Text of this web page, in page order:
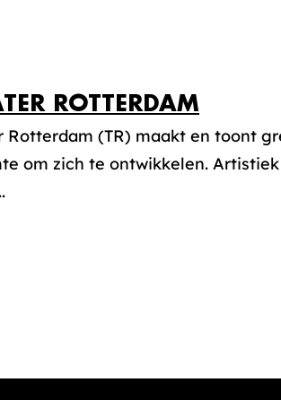
ROTTERDAM
Rotterdam (TR) maakt en toont
om zich te ontwikkelen.